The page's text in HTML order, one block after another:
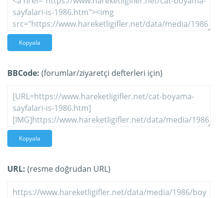
Kopyala
BBCode: (forumlar/ziyaretçi defterleri için)
Kopyala
URL: (resme doğrudan URL)